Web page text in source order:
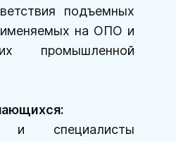
подъемных
на ОПО и
промышленной
и специалисты